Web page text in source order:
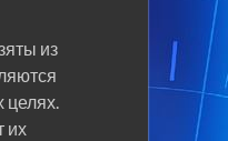
из
целях.
их